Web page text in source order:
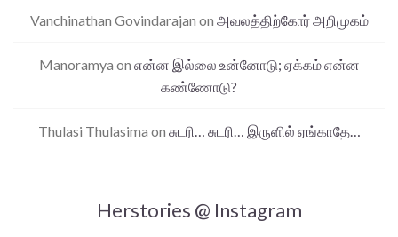
Vanchinathan Govindarajan on அவலத்திற்கோர் அறிமுகம்
Manoramya on என்ன இல்லை உன்னோடு; ஏக்கம் என்ன
கண்ணோடு?
Thulasi Thulasima on சுடரி… சுடரி… இருளில் ஏங்காதே…
Herstories @ Instagram